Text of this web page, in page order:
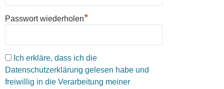
Passwort wiederholen*
Ich erkläre, dass ich die
Datenschutzerklärung gelesen habe und
freiwillig in die Verarbeitung meiner